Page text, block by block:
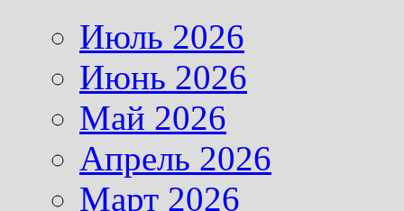
Июль 2026
Июнь 2026
Май 2026
Апрель 2026
Март 2026